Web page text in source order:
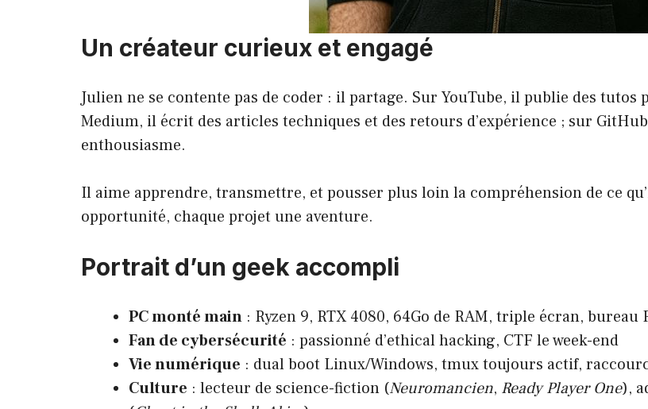
Un créateur curieux et engagé
Julien ne se contente pas de coder : il partage. Sur YouTube, il publie des tutos
Medium, il écrit des articles techniques et des retours d’expérience ; sur
enthousiasme.
Il aime apprendre, transmettre, et pousser plus loin la compréhension de ce
opportunité, chaque projet une aventure.
Portrait d’un geek accompli
PC monté main : Ryzen 9, RTX 4080, 64Go de RAM, triple écran, bureau
Fan de cybersécurité : passionné d’ethical hacking, CTF le week-end
Vie numérique : dual boot Linux/Windows, tmux toujours actif,
Culture : lecteur de science-fiction (Neuromancien, Ready Player One),